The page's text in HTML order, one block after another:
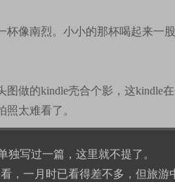
像南烈。小小的那杯喝起来一
做的kindle壳合个影，这kindle
太难看了。
写过一篇，这里就不提了。
，一月时已看得差不多，但旅游